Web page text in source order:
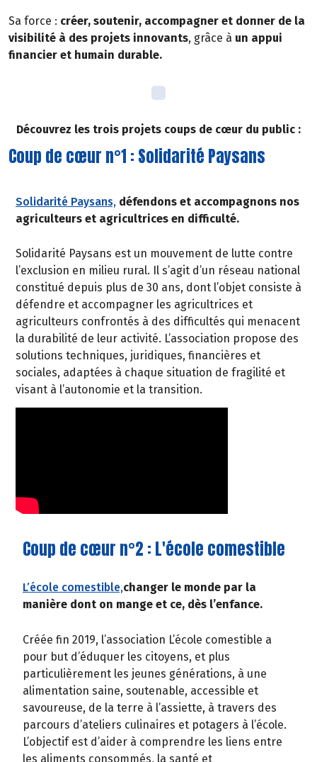
Sa force : créer, soutenir, accompagner et donner de la
visibilité à des projets innovants, grâce à un appui
financier et humain durable.
Découvrez les trois projets coups de cœur du public :
Coup de cœur n°1 : Solidarité Paysans
Solidarité Paysans, défendons et accompagnons nos
agriculteurs et agricultrices en difficulté.
Solidarité Paysans est un mouvement de lutte contre
l’exclusion en milieu rural. Il s’agit d’un réseau national
constitué depuis plus de 30 ans, dont l’objet consiste à
défendre et accompagner les agricultrices et
agriculteurs confrontés à des difficultés qui menacent
la durabilité de leur activité. L’association propose des
solutions techniques, juridiques, financières et
sociales, adaptées à chaque situation de fragilité et
visant à l’autonomie et la transition.
Coup de cœur n°2 : L'école comestible
L’école comestible,changer le monde par la
manière dont on mange et ce, dès l’enfance.
Créée fin 2019, l’association L’école comestible a
pour but d’éduquer les citoyens, et plus
particulièrement les jeunes générations, à une
alimentation saine, soutenable, accessible et
savoureuse, de la terre à l’assiette, à travers des
parcours d’ateliers culinaires et potagers à l’école.
L’objectif est d’aider à comprendre les liens entre
les aliments consommés, la santé et